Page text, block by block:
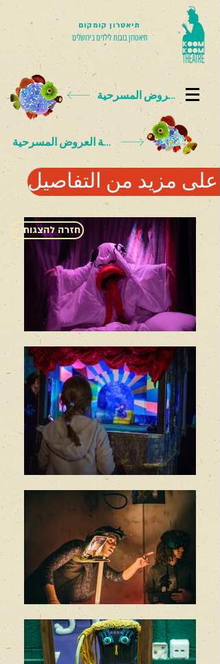
תיאטרון קומקום
תיאטרון בובות לילדים בירושלים
بطاقة العروض المسرحية
بطاقة العروض المسرحية
مزيد من التفاصيل
< חזרה להצגות